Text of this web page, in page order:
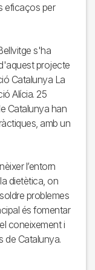
eficaços per
s'ha
projecte
Catalunya La
Alícia. 25
Catalunya han
amb un
l’entorn
dietètica, on
problemes
és fomentar
coneixement i
de Catalunya.